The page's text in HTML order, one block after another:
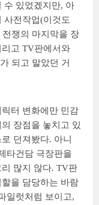
수 있었겠지만, 아
사전작업(이것도
쟁의 마지막을 장
고 TV판에서와
되고 말았던 거
터 변화에만 민감
장점을 놓치고 있
던져봤다. 아니
타건담 극장판을
많지 않다. TV판
을 담당하는 바람
일럿처럼 보이고,